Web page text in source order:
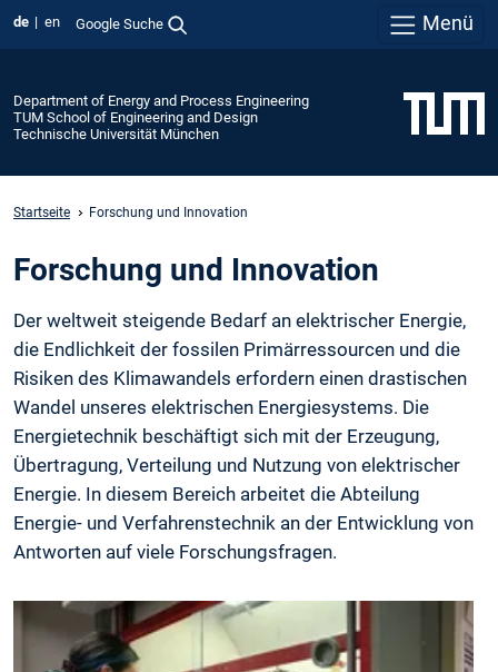
de en Google Suche Menü
Department of Energy and Process Engineering
TUM School of Engineering and Design
Technische Universität München
Startseite Forschung und Innovation
Forschung und Innovation
Der weltweit steigende Bedarf an elektrischer Energie,
die Endlichkeit der fossilen Primärressourcen und die
Risiken des Klimawandels erfordern einen drastischen
Wandel unseres elektrischen Energiesystems. Die
Energietechnik beschäftigt sich mit der Erzeugung,
Übertragung, Verteilung und Nutzung von elektrischer
Energie. In diesem Bereich arbeitet die Abteilung
Energie- und Verfahrenstechnik an der Entwicklung von
Antworten auf viele Forschungsfragen.